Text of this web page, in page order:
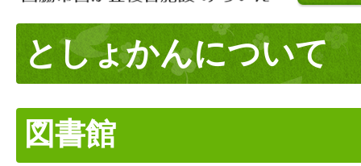
としょかんについて
図書館